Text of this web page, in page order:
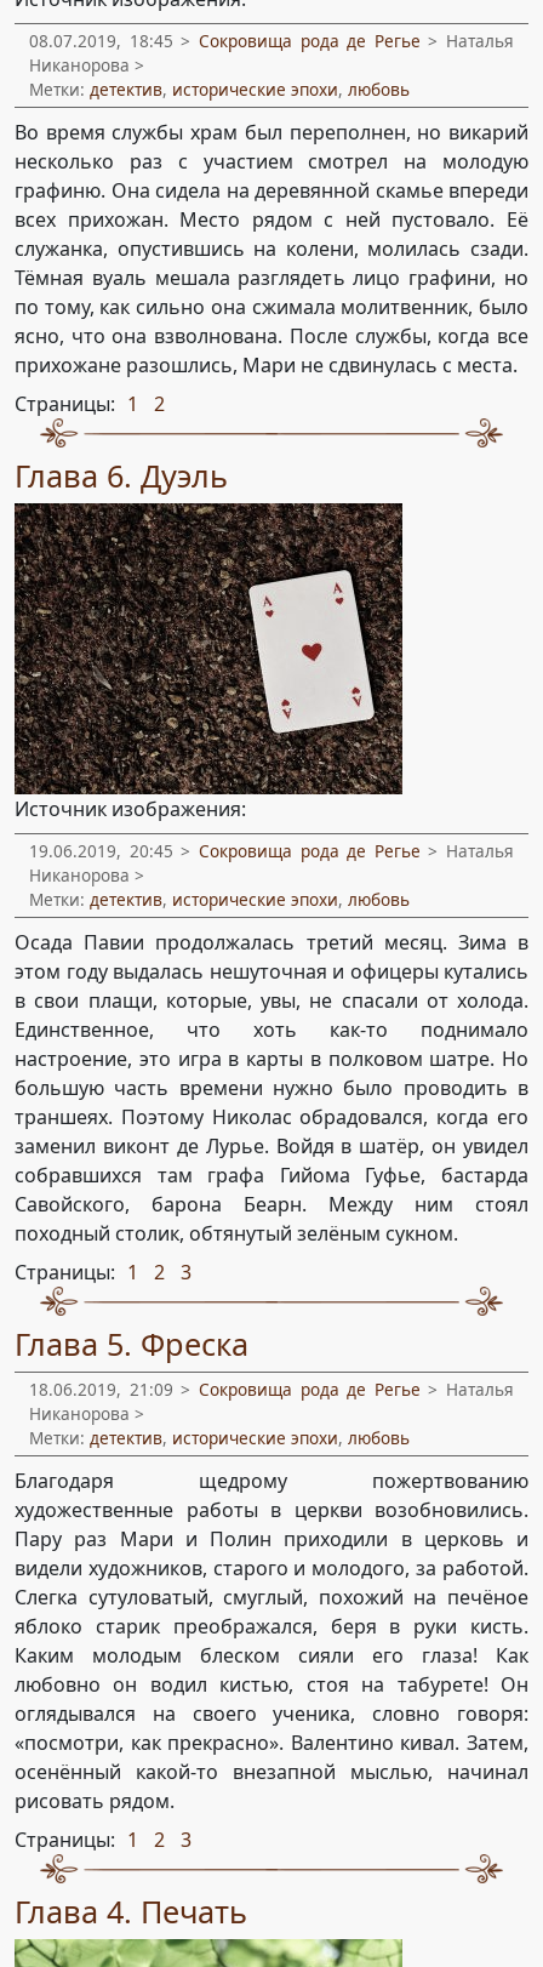
08.07.2019, 18:45 > Сокровища рода де Регье > Наталья
Никанорова >
Метки: детектив, исторические эпохи, любовь
Во время службы храм был переполнен, но викарий
несколько раз с участием смотрел на молодую
графиню. Она сидела на деревянной скамье впереди
всех прихожан. Место рядом с ней пустовало. Её
служанка, опустившись на колени, молилась сзади.
Тёмная вуаль мешала разглядеть лицо графини, но
по тому, как сильно она сжимала молитвенник, было
ясно, что она взволнована. После службы, когда все
прихожане разошлись, Мари не сдвинулась с места.
Страницы: 1 2
Глава 6. Дуэль
Источник изображения:
19.06.2019, 20:45 > Сокровища рода де Регье > Наталья
Никанорова >
Метки: детектив, исторические эпохи, любовь
Осада Павии продолжалась третий месяц. Зима в
этом году выдалась нешуточная и офицеры кутались
в свои плащи, которые, увы, не спасали от холода.
Единственное, что хоть как-то поднимало
настроение, это игра в карты в полковом шатре. Но
большую часть времени нужно было проводить в
траншеях. Поэтому Николас обрадовался, когда его
заменил виконт де Лурье. Войдя в шатёр, он увидел
собравшихся там графа Гийома Гуфье, бастарда
Савойского, барона Беарн. Между ним стоял
походный столик, обтянутый зелёным сукном.
Страницы: 1 2 3
Глава 5. Фреска
18.06.2019, 21:09 > Сокровища рода де Регье > Наталья
Никанорова >
Метки: детектив, исторические эпохи, любовь
Благодаря щедрому пожертвованию
художественные работы в церкви возобновились.
Пару раз Мари и Полин приходили в церковь и
видели художников, старого и молодого, за работой.
Слегка сутуловатый, смуглый, похожий на печёное
яблоко старик преображался, беря в руки кисть.
Каким молодым блеском сияли его глаза! Как
любовно он водил кистью, стоя на табурете! Он
оглядывался на своего ученика, словно говоря:
«посмотри, как прекрасно». Валентино кивал. Затем,
осенённый какой-то внезапной мыслью, начинал
рисовать рядом.
Страницы: 1 2 3
Глава 4. Печать